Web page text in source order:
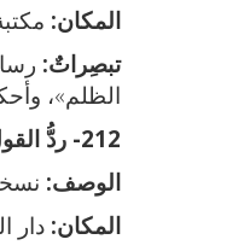
المكان:
تبصِراتٌ:
الظلم»،
212- ردُّ القول الخائب في القضاء علىٰ الغائب
الوصف:
المكان: دار